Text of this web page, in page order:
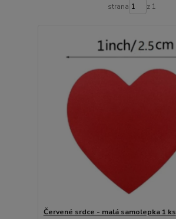
strana z 1
Červené srdce - malá samolepka 1 ks